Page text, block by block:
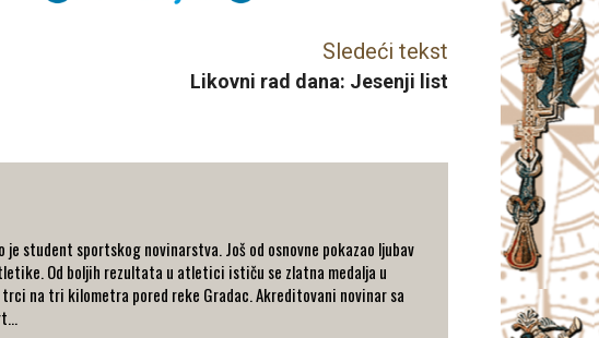
Sledeći tekst
Likovni rad dana: Jesenji list
student sportskog novinarstva. Još od osnovne pokazao ljubav
Od boljih rezultata u atletici ističu se zlatna medalja u
na tri kilometra pored reke Gradac. Akreditovani novinar sa